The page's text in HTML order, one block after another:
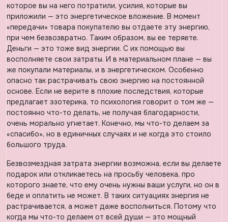
которое вы на него потратили, усилия, которые вы
приложили — это энергетическое вложение. В момент
«передачи» товара покупателю вы отдаете эту энергию,
при чем безвозвратно. Таким образом, вы ее теряете.
Деньги — это тоже вид энергии. С их помощью вы
восполняете свои затраты. И в материальном плане — вы
же покупали материалы, и в энергетическом. Особенно
опасно так растрачивать свою энергию на постоянной
основе. Если не верите в плохие последствия, которые
предлагает эзотерика, то психология говорит о том же —
постоянно что-то делать, не получая благодарности,
очень морально угнетает. Конечно, мы что-то делаем за
«спасибо», но в единичных случаях и не когда это стоило
большого труда.
Безвозмездная затрата энергии возможна, если вы делаете
подарок или откликаетесь на просьбу человека, про
которого знаете, что ему очень нужны ваши услуги, но он в
беде и оплатить не может. В таких ситуациях энергия не
растрачивается, а может даже восполниться. Потому что
когда мы что-то делаем от всей души — это мощный